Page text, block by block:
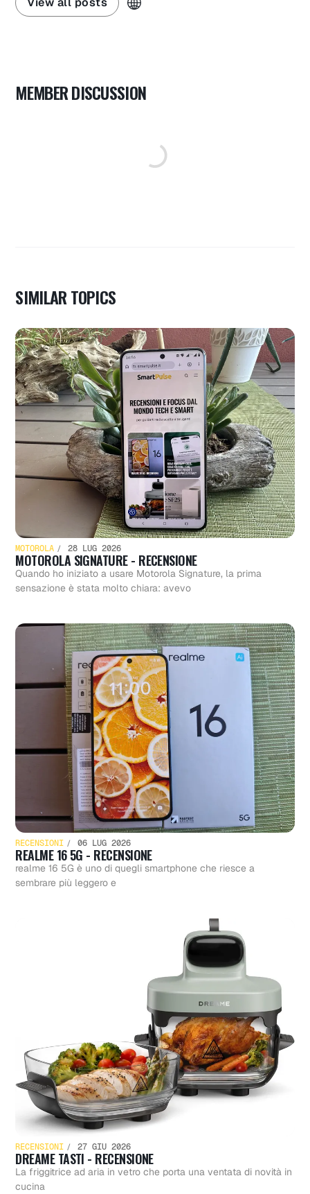
MEMBER DISCUSSION
SIMILAR TOPICS
MOTOROLA 28 LUG 2026
MOTOROLA SIGNATURE - RECENSIONE
Quando ho iniziato a usare Motorola Signature, la prima
sensazione è stata molto chiara: avevo
RECENSIONI 06 LUG 2026
REALME 16 5G - RECENSIONE
realme 16 5G è uno di quegli smartphone che riesce a
sembrare più leggero e
RECENSIONI 27 GIU 2026
DREAME TASTI - RECENSIONE
La friggitrice ad aria in vetro che porta una ventata di novità in
cucina